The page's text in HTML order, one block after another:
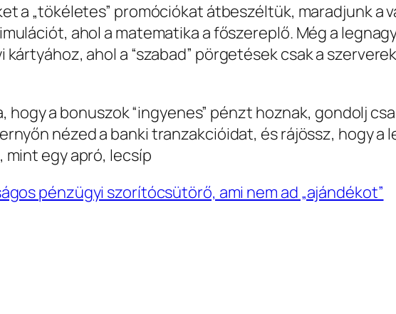
a „tökéletes” promóciókat átbeszéltük, maradjunk a
ahol a matematika a főszereplő. Még a
kártyához, ahol a “szabad” pörgetések csak a
hogy a bonuszok “ingyenes” pénzt hoznak, gondolj
nézed a banki tranzakcióidat, és rájössz, hogy
egy apró, lecsíp
pénzügyi szorítócsütörő, ami nem ad „ajándékot”